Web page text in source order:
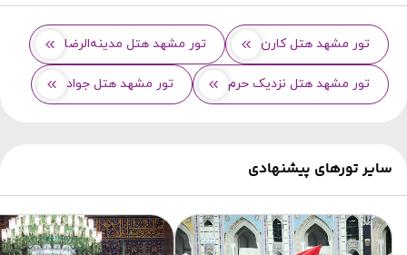
تور مشهد هتل کارن تور مشهد هتل مدینه‌الرضا
تور مشهد هتل نزدیک حرم تور مشهد هتل جواد
سایر تورهای پیشنهادی